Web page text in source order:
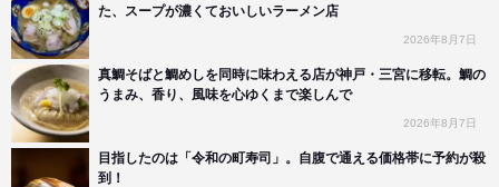
た、スープが濃くておいしいラーメン店
2026年8月7日
真鯛そばと鯛めしを同時に味わえる店が神戸・三宮に移転。鯛の
うまみ、香り、風味を心ゆくまで楽しんで
2026年8月7日
目指したのは「令和の町寿司」。自腹で通える価格帯に予約が殺
到！